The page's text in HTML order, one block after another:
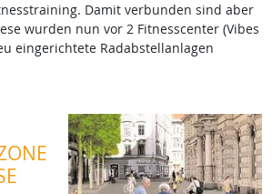
Damit verbunden sind aber
wurden nun vor 2 Fitnesscenter (Vibes
eingerichtete Radabstellanlagen